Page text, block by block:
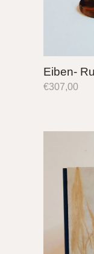
Eiben-
€307,00